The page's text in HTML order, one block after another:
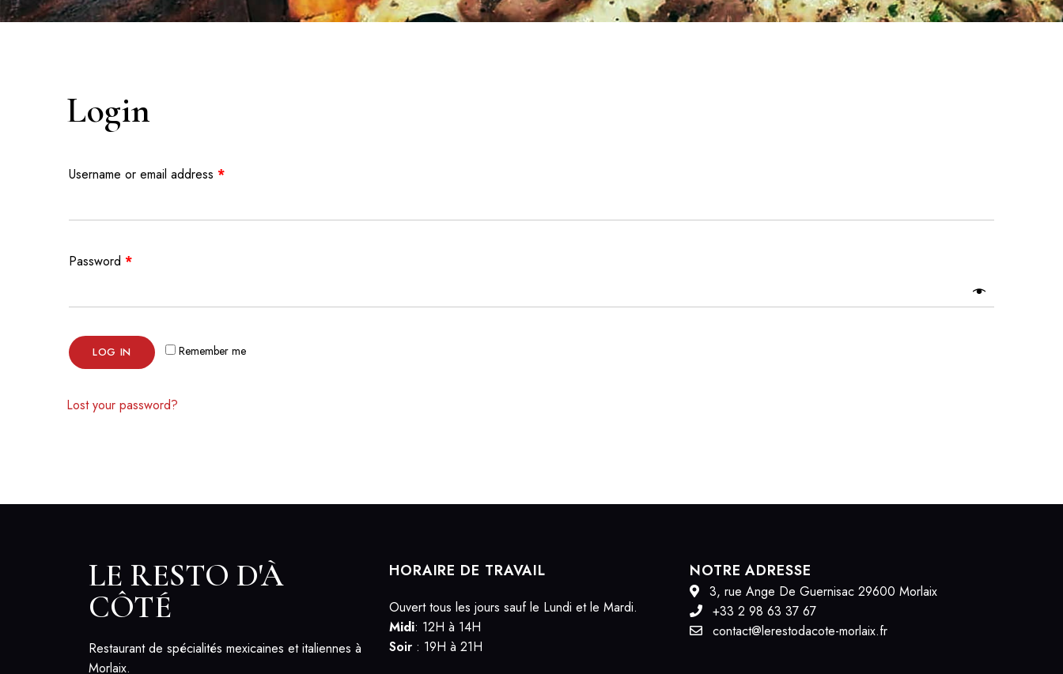
Login
Username or email address *
Password *
Remember me
LOG IN
Lost your password?
LE RESTO D'À
CÔTÉ
Restaurant de spécialités mexicaines et italiennes à
Morlaix.
HORAIRE DE TRAVAIL
Ouvert tous les jours sauf le Lundi et le Mardi.
Midi: 12H à 14H
Soir: 19H à 21H
NOTRE ADRESSE
3, rue Ange De Guernisac 29600 Morlaix
+33 2 98 63 37 67
contact@lerestodacote-morlaix.fr